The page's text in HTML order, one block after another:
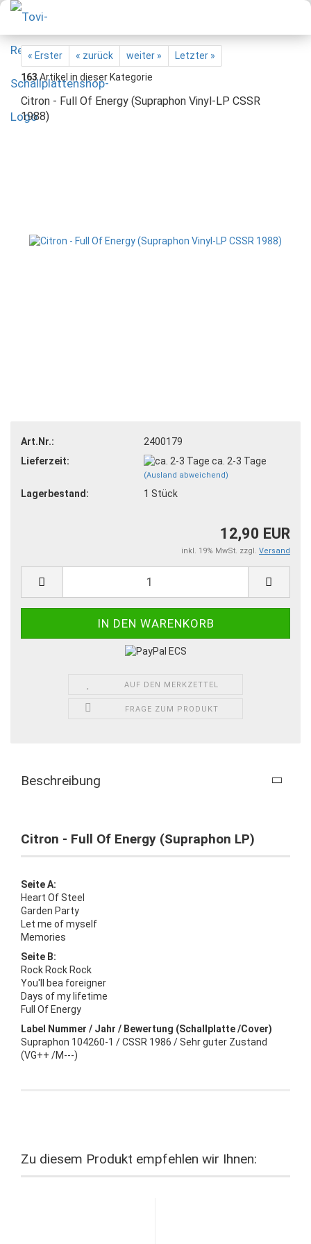
« Erster « zurück weiter »
Letzter »
163Artikel in dieser Kategorie
Citron - Full Of Energy (Supraphon Vinyl-LP CSSR
1988)
Art.Nr.:
2400179
Lieferzeit:
ca. 2-3 Tage
(Ausland abweichend)
Lagerbestand: 1 Stück
12,90 EUR
inkl. 19% MwSt. zzgl. Versand
AUF DEN MERKZETTEL
FRAGE ZUM PRODUKT
Beschreibung
Citron - Full Of Energy (Supraphon LP)
Seite A:
Heart Of Steel
Garden Party
Let me of myself
Memories
Seite B:
Rock Rock Rock
You'll bea foreigner
Days of my lifetime
Full Of Energy
Label Nummer / Jahr / Bewertung (Schallplatte /Cover)
Supraphon 104260-1 / CSSR 1986 / Sehr guter Zustand
(VG++ /M---)
Zu diesem Produkt empfehlen wir Ihnen: